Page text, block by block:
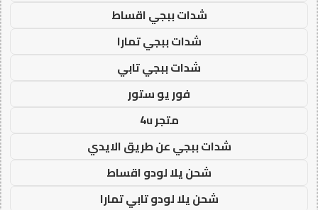
شدات ببجي اقساط
شدات ببجي تمارا
شدات ببجي تابي
فور يو ستور
متجر 4u
شدات ببجي عن طريق الايدي
شحن يلا لودو اقساط
شحن يلا لودو تابي تمارا